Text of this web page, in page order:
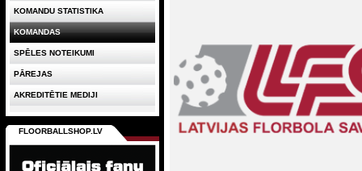
KOMANDU STATISTIKA
KOMANDAS
SPĒLES NOTEIKUMI
PĀREJAS
AKREDITĒTIE MEDIJI
FLOORBALLSHOP.LV